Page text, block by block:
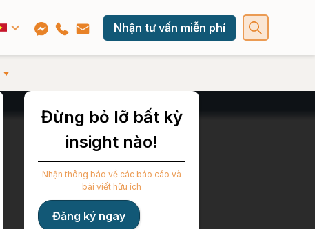
Nhận tư vấn miễn phí
Đừng bỏ lỡ bất kỳ
insight nào!
Nhận thông báo về các báo cáo và
bài viết hữu ích
Đăng ký ngay